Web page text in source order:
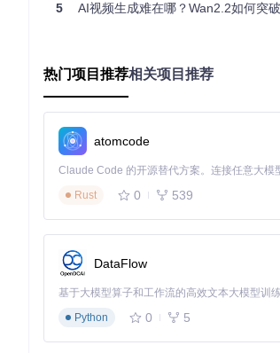
图：Wan2.2-T2V-A14B在六项关键指标
教育内容创作领域已率先受益。某在线教
来优化画面风格，如将"都市夜景中的跑
五、未来演进：走向实时交互的视频创作
Wan2.2的技术突破为视频生成开辟了新
图：Wan2.2在不同GPU配置下的计算效
开源生态的建设将加速技术普惠。开发者
git clone
5 AI视频生成难在哪？Wan2.2如何突
热门项目推荐相关项目推荐
atomcode
Rust
0 539
DataFlow
基于大模型算子和工作流的高效文本大模型训
Python
0 5